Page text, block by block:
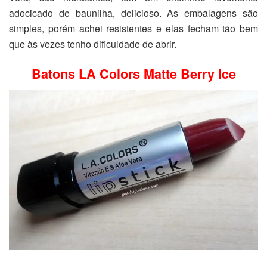
adocicado de baunilha, delicioso. As embalagens são
simples, porém achei resistentes e elas fecham tão bem
que às vezes tenho dificuldade de abrir.
Batons LA Colors Matte Berry Ice